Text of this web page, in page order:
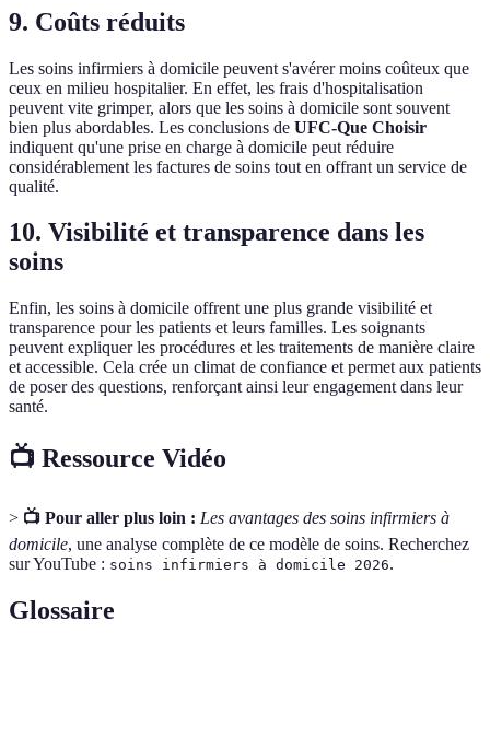
9. Coûts réduits
Les soins infirmiers à domicile peuvent s'avérer moins coûteux que
ceux en milieu hospitalier. En effet, les frais d'hospitalisation
peuvent vite grimper, alors que les soins à domicile sont souvent
bien plus abordables. Les conclusions de UFC-Que Choisir
indiquent qu'une prise en charge à domicile peut réduire
considérablement les factures de soins tout en offrant un service de
qualité.
10. Visibilité et transparence dans les
soins
Enfin, les soins à domicile offrent une plus grande visibilité et
transparence pour les patients et leurs familles. Les soignants
peuvent expliquer les procédures et les traitements de manière claire
et accessible. Cela crée un climat de confiance et permet aux patients
de poser des questions, renforçant ainsi leur engagement dans leur
santé.
📺 Ressource Vidéo
> 📺 Pour aller plus loin : Les avantages des soins infirmiers à
domicile, une analyse complète de ce modèle de soins. Recherchez
sur YouTube : soins infirmiers à domicile 2026.
Glossaire